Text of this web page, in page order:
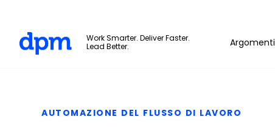
Work Smarter. Deliver Faster.
Lead Better.
Argomenti
AUTOMAZIONE DEL FLUSSO DI LAVORO